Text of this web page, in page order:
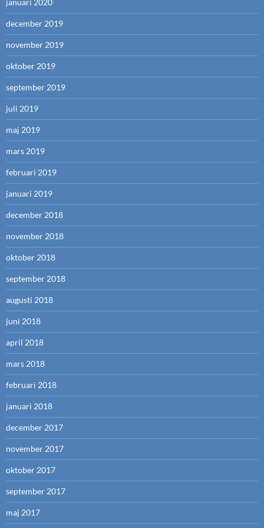
januari 2020
december 2019
november 2019
oktober 2019
september 2019
juli 2019
maj 2019
mars 2019
februari 2019
januari 2019
december 2018
november 2018
oktober 2018
september 2018
augusti 2018
juni 2018
april 2018
mars 2018
februari 2018
januari 2018
december 2017
november 2017
oktober 2017
september 2017
maj 2017